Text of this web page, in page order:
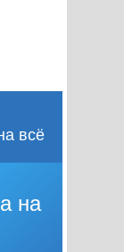
всё
на